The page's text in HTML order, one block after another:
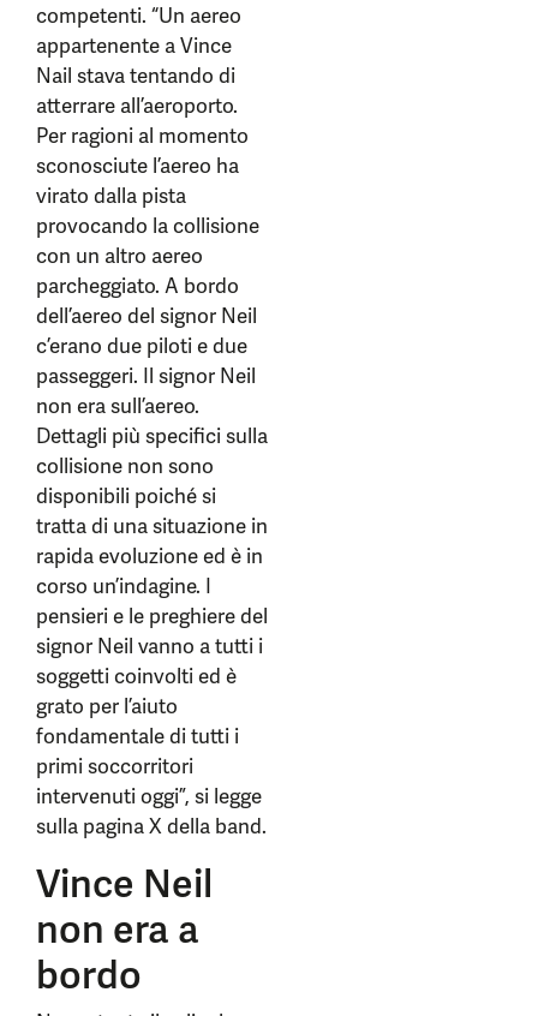
competenti. “Un aereo
appartenente a Vince
Nail stava tentando di
atterrare all’aeroporto.
Per ragioni al momento
sconosciute l’aereo ha
virato dalla pista
provocando la collisione
con un altro aereo
parcheggiato. A bordo
dell’aereo del signor Neil
c’erano due piloti e due
passeggeri. Il signor Neil
non era sull’aereo.
Dettagli più specifici sulla
collisione non sono
disponibili poiché si
tratta di una situazione in
rapida evoluzione ed è in
corso un’indagine. I
pensieri e le preghiere del
signor Neil vanno a tutti i
soggetti coinvolti ed è
grato per l’aiuto
fondamentale di tutti i
primi soccorritori
intervenuti oggi”, si legge
sulla pagina X della band.
Vince Neil
non era a
bordo